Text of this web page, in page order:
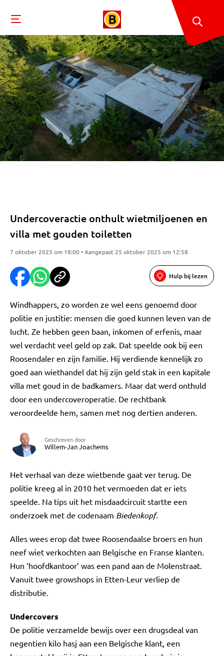
Undercoveractie onthult wietmiljoenen en
villa met gouden toiletten
7 oktober 2025 om 18:00 • Aangepast 25 oktober 2025 om 12:58
Hulp bij lezen
Windhappers, zo worden ze wel eens genoemd door
politie en justitie: mensen die goed kunnen leven van de
lucht. Ze hebben geen baan, inkomen of erfenis, maar
wel verdacht veel geld op zak. Dat speelde ook bij een
Roosendaler en zijn familie. Hij verdiende kennelijk zo
goed aan wiethandel dat hij zijn geld stak in een kapitale
villa met goud in de badkamers. Maar dat werd onthuld
door een undercoveroperatie. De rechtbank
veroordeelde hem, samen met nog dertien anderen.
Geschreven door
Willem-Jan Joachems
Het verhaal van deze wietbende gaat ver terug. De
politie kreeg al in 2010 het vermoeden dat er iets
speelde. Na tips uit het misdaadcircuit startte een
onderzoek met de codenaam Biedenkopf.
Alles wees erop dat twee Roosendaalse broers en hun
neef wiet verkochten aan Belgische en Franse klanten.
Hun ‘hoofdkantoor’ was een pand aan de Molenstraat.
Vanuit twee growshops in Etten-Leur verliep de
distributie.
Undercovers
De politie verzamelde bewijs over een drugsdeal van
negentien kilo hasj aan een Belgische klant, een